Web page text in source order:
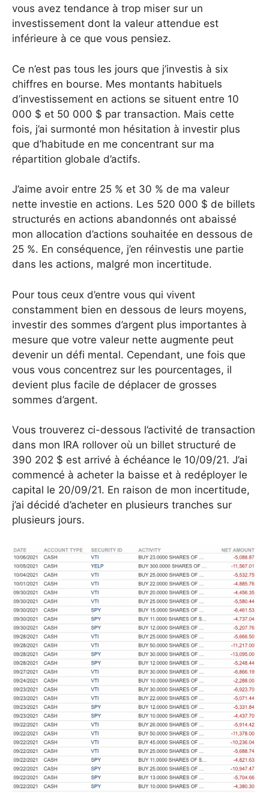
vous avez tendance à trop miser sur un
investissement dont la valeur attendue est
inférieure à ce que vous pensiez.
Ce n’est pas tous les jours que j’investis à six
chiffres en bourse. Mes montants habituels
d’investissement en actions se situent entre 10
000 $ et 50 000 $ par transaction. Mais cette
fois, j’ai surmonté mon hésitation à investir plus
que d’habitude en me concentrant sur ma
répartition globale d’actifs.
J’aime avoir entre 25 % et 30 % de ma valeur
nette investie en actions. Les 520 000 $ de billets
structurés en actions abandonnés ont abaissé
mon allocation d’actions souhaitée en dessous de
25 %. En conséquence, j’en réinvestis une partie
dans les actions, malgré mon incertitude.
Pour tous ceux d’entre vous qui vivent
constamment bien en dessous de leurs moyens,
investir des sommes d’argent plus importantes à
mesure que votre valeur nette augmente peut
devenir un défi mental. Cependant, une fois que
vous vous concentrez sur les pourcentages, il
devient plus facile de déplacer de grosses
sommes d’argent.
Vous trouverez ci-dessous l’activité de transaction
dans mon IRA rollover où un billet structuré de
390 202 $ est arrivé à échéance le 10/09/21. J’ai
commencé à acheter la baisse et à redéployer le
capital le 20/09/21. En raison de mon incertitude,
j’ai décidé d’acheter en plusieurs tranches sur
plusieurs jours.